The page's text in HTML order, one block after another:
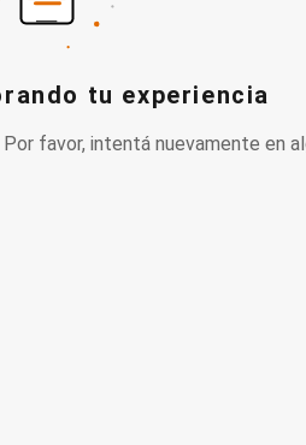
tu experiencia
favor, intentá nuevamente en